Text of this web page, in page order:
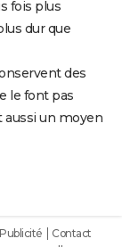
fois plus
dur que
des
le font pas
aussi un moyen
Publicité
Contact